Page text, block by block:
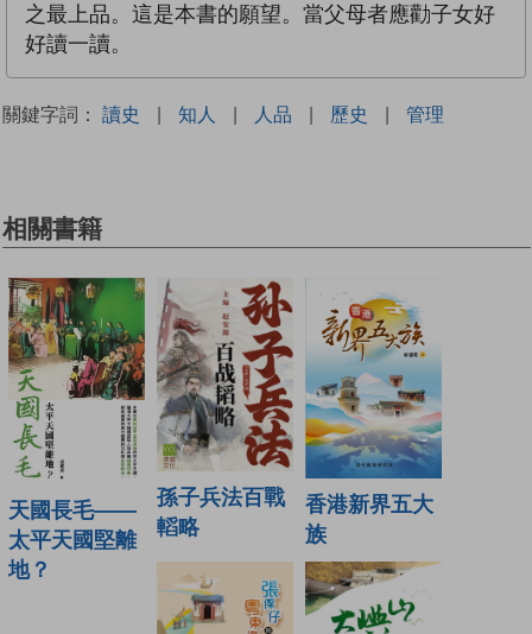
之最上品。這是本書的願望。當父母者應勸子女好
好讀一讀。
關鍵字詞： 讀史 | 知人 | 人品 | 歷史 | 管理
相關書籍
天國長毛——
太平天國堅離
地？
孫子兵法百戰
轁略
香港新界五大
族